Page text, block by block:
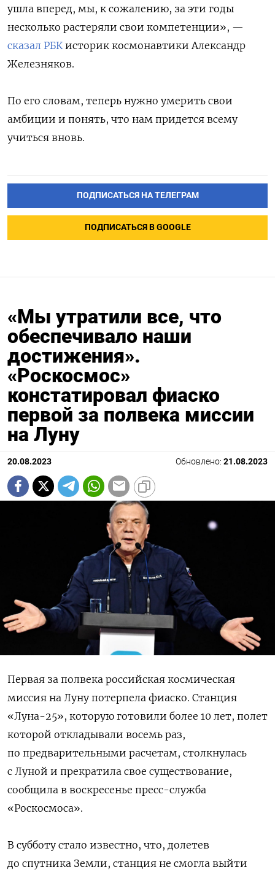
ушла вперед, мы, к сожалению, за эти годы
несколько растеряли свои компетенции», —
сказал РБК историк космонавтики Александр
Железняков.
По его словам, теперь нужно умерить свои
амбиции и понять, что нам придется всему
учиться вновь.
ПОДПИСАТЬСЯ НА ТЕЛЕГРАМ
ПОДПИСАТЬСЯ В GOOGLE
«Мы утратили все, что
обеспечивало наши
достижения».
«Роскосмос»
констатировал фиаско
первой за полвека миссии
на Луну
20.08.2023 Обновлено: 21.08.2023
Первая за полвека российская космическая
миссия на Луну потерпела фиаско. Станция
«Луна-25», которую готовили более 10 лет, полет
которой откладывали восемь раз,
по предварительными расчетам, столкнулась
с Луной и прекратила свое существование,
сообщила в воскресенье пресс-служба
«Роскосмоса».
В субботу стало известно, что, долетев
до спутника Земли, станция не смогла выйти